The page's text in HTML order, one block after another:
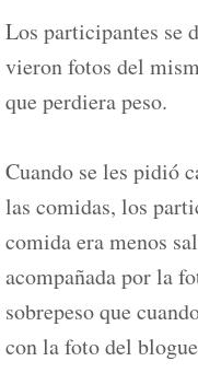
Los participantes se
vieron fotos del
que perdiera peso.
Cuando se les pidió
las comidas, los
comida era menos
acompañada por la
sobrepeso que
con la foto del